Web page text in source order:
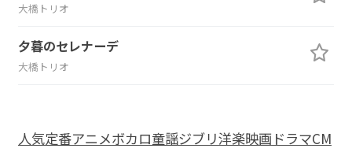
大橋トリオ
夕暮のセレナーデ
大橋トリオ
人気定番アニメボカロ童謡ジブリ洋楽映画ドラマCM